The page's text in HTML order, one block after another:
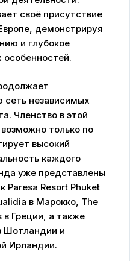
своё присутствие
демонстрируя
и глубокое
особенностей.
сеть независимых
Членство в этой
только по
высокий
каждого
уже представлены
Paresa Resort Phuket
в Марокко, The
в Греции, а также
Шотландии и
Ирландии.